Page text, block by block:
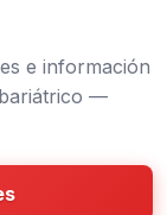
e información
—